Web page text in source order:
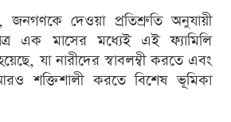
জনগণকে দেওয়া প্রতিশ্রুতি অনুযায়ী
এক মাসের মধ্যেই এই ফ্যামিলি
যা নারীদের স্বাবলম্বী করতে এবং
শক্তিশালী করতে বিশেষ ভূমিকা